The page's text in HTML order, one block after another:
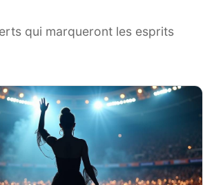
qui marqueront les esprits